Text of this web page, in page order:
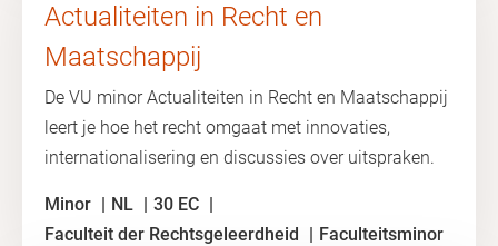
Actualiteiten in Recht en
Maatschappij
De VU minor Actualiteiten in Recht en Maatschappij
leert je hoe het recht omgaat met innovaties,
internationalisering en discussies over uitspraken.
Minor NL
30 EC
Faculteit der Rechtsgeleerdheid
Faculteitsminor